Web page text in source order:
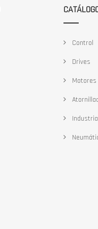
Control
Drives
Motores